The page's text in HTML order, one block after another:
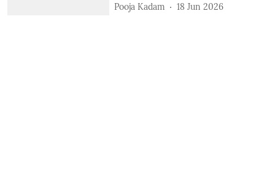
Pooja Kadam 18 Jun 2026